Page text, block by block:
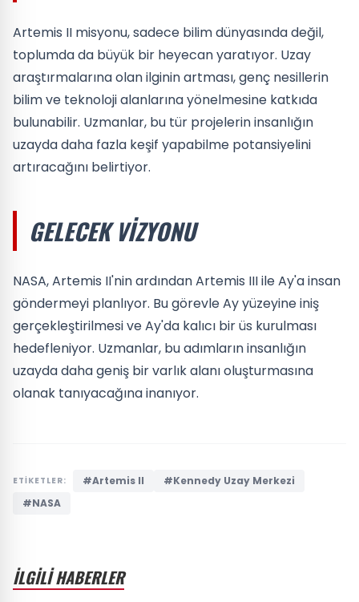
Artemis II misyonu, sadece bilim dünyasında değil,
toplumda da büyük bir heyecan yaratıyor. Uzay
araştırmalarına olan ilginin artması, genç nesillerin
bilim ve teknoloji alanlarına yönelmesine katkıda
bulunabilir. Uzmanlar, bu tür projelerin insanlığın
uzayda daha fazla keşif yapabilme potansiyelini
artıracağını belirtiyor.
GELECEK VIZYONU
NASA, Artemis II'nin ardından Artemis III ile Ay'a insan
göndermeyi planlıyor. Bu görevle Ay yüzeyine iniş
gerçekleştirilmesi ve Ay'da kalıcı bir üs kurulması
hedefleniyor. Uzmanlar, bu adımların insanlığın
uzayda daha geniş bir varlık alanı oluşturmasına
olanak tanıyacağına inanıyor.
ETİKETLER: #Artemis II
#Kennedy Uzay Merkezi
#NASA
İLGİLİ HABERLER